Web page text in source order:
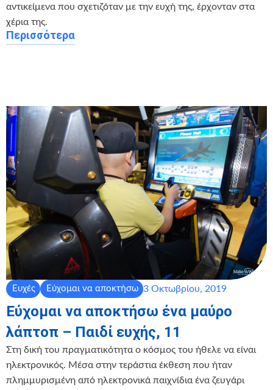
αντικείμενα που σχετιζόταν με την ευχή της, έρχονταν στα
χέρια της.
Περισσότερα
Ευχές Εύχομαι να αποκτήσω 3 Οκτωβρίου, 2019
Εύχομαι να αποκτήσω ένα μαύρο
λάπτοπ – Παιδί ευχής, 11
Στη δική του πραγματικότητα ο κόσμος του ήθελε να είναι
ηλεκτρονικός. Μέσα στην τεράστια έκθεση που ήταν
πλημμυρισμένη από ηλεκτρονικά παιχνίδια ένα ζευγάρι